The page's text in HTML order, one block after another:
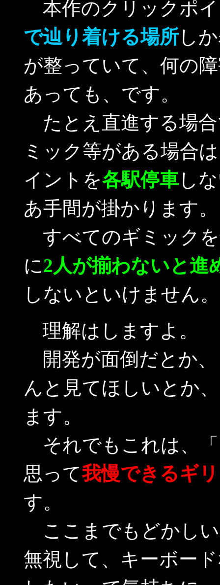
本作のクリックポ
で辿り着ける場所し
が整っていて、何の
あっても、です。
たとえ直進する場
ミック等がある場合
イントを各駅停車し
あ手間が掛かります。
すべてのギミック
に2人が揃わないと進
しないといけません
理解はしますよ。
開発が面倒だとか
んと見てほしいとか
ます。
それでもこれは、
思って我慢できるギ
す。
ここまでもどかし
無視して、キーボー